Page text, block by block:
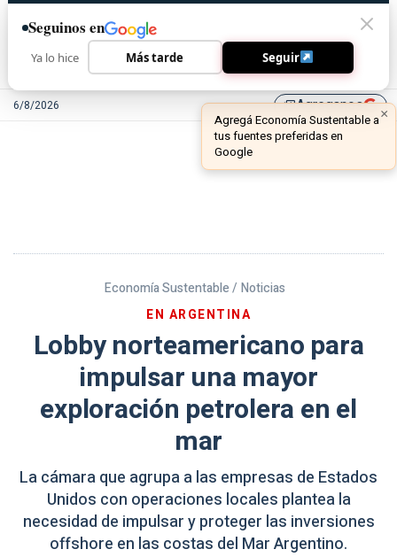
6/8/2026 library_addAgreganos
Economía Sustentable / Noticias
EN ARGENTINA
Lobby norteamericano para
impulsar una mayor
exploración petrolera en el
mar
La cámara que agrupa a las empresas de Estados
Unidos con operaciones locales plantea la
necesidad de impulsar y proteger las inversiones
offshore en las costas del Mar Argentino.
Seguinos en
Ya lo hice Más tarde Seguir